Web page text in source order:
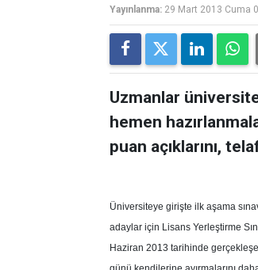
Yayınlanma: 29 Mart 2013 Cuma
Uzmanlar
hemen
puan açıklarını,
Üniversiteye girişte ilk aşama
adaylar için Lisans Yerleştirme
Haziran 2013 tarihinde